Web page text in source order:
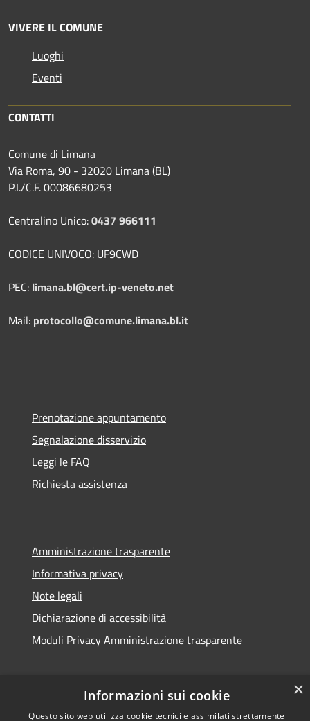
VIVERE IL COMUNE
Luoghi
Eventi
CONTATTI
Comune di Limana
Via Roma, 90 - 32020 Limana (BL)
P.I./C.F. 00086680253
Centralino Unico:0437 966111
CODICE UNIVOCO: UF9CWD
PEC: limana.bl@cert.ip-veneto.net
Mail: protocollo@comune.limana.bl.it
Prenotazione appuntamento
Segnalazione disservizio
Leggi le FAQ
Richiesta assistenza
Amministrazione trasparente
Informativa privacy
Note legali
Dichiarazione di accessibilità
Moduli Privacy Amministrazione trasparente
RSS
Copyright © 2026 • Comune di
×
Informazioni sui cookie
Questo sito web utilizza cookie tecnici e assimilati strettamente